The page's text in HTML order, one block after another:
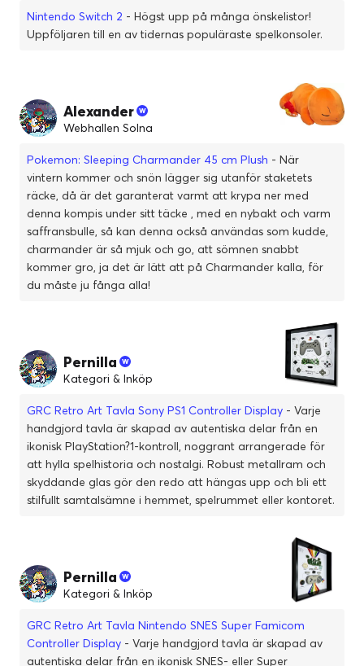
Nintendo Switch 2 - Högst upp på många önskelistor!
Uppföljaren till en av tidernas populäraste spelkonsoler.
Alexander
Webhallen Solna
Pokemon: Sleeping Charmander 45 cm Plush - När
vintern kommer och snön lägger sig utanför staketets
räcke, då är det garanterat varmt att krypa ner med
denna kompis under sitt täcke , med en nybakt och varm
saffransbulle, så kan denna också användas som kudde,
charmander är så mjuk och go, att sömnen snabbt
kommer gro, ja det är lätt att på Charmander kalla, för
du måste ju fånga alla!
Pernilla
Kategori & Inköp
GRC Retro Art Tavla Sony PS1 Controller Display - Varje
handgjord tavla är skapad av autentiska delar från en
ikonisk PlayStation?1-kontroll, noggrant arrangerade för
att hylla spelhistoria och nostalgi. Robust metallram och
skyddande glas gör den redo att hängas upp och bli ett
stilfullt samtalsämne i hemmet, spelrummet eller kontoret.
Pernilla
Kategori & Inköp
GRC Retro Art Tavla Nintendo SNES Super Famicom
Controller Display - Varje handgjord tavla är skapad av
autentiska delar från en ikonisk SNES- eller Super